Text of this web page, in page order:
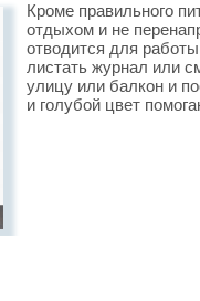
Кроме правильного
отдыхом и не
отводится для
листать журнал или
улицу или балкон и
и голубой цвет